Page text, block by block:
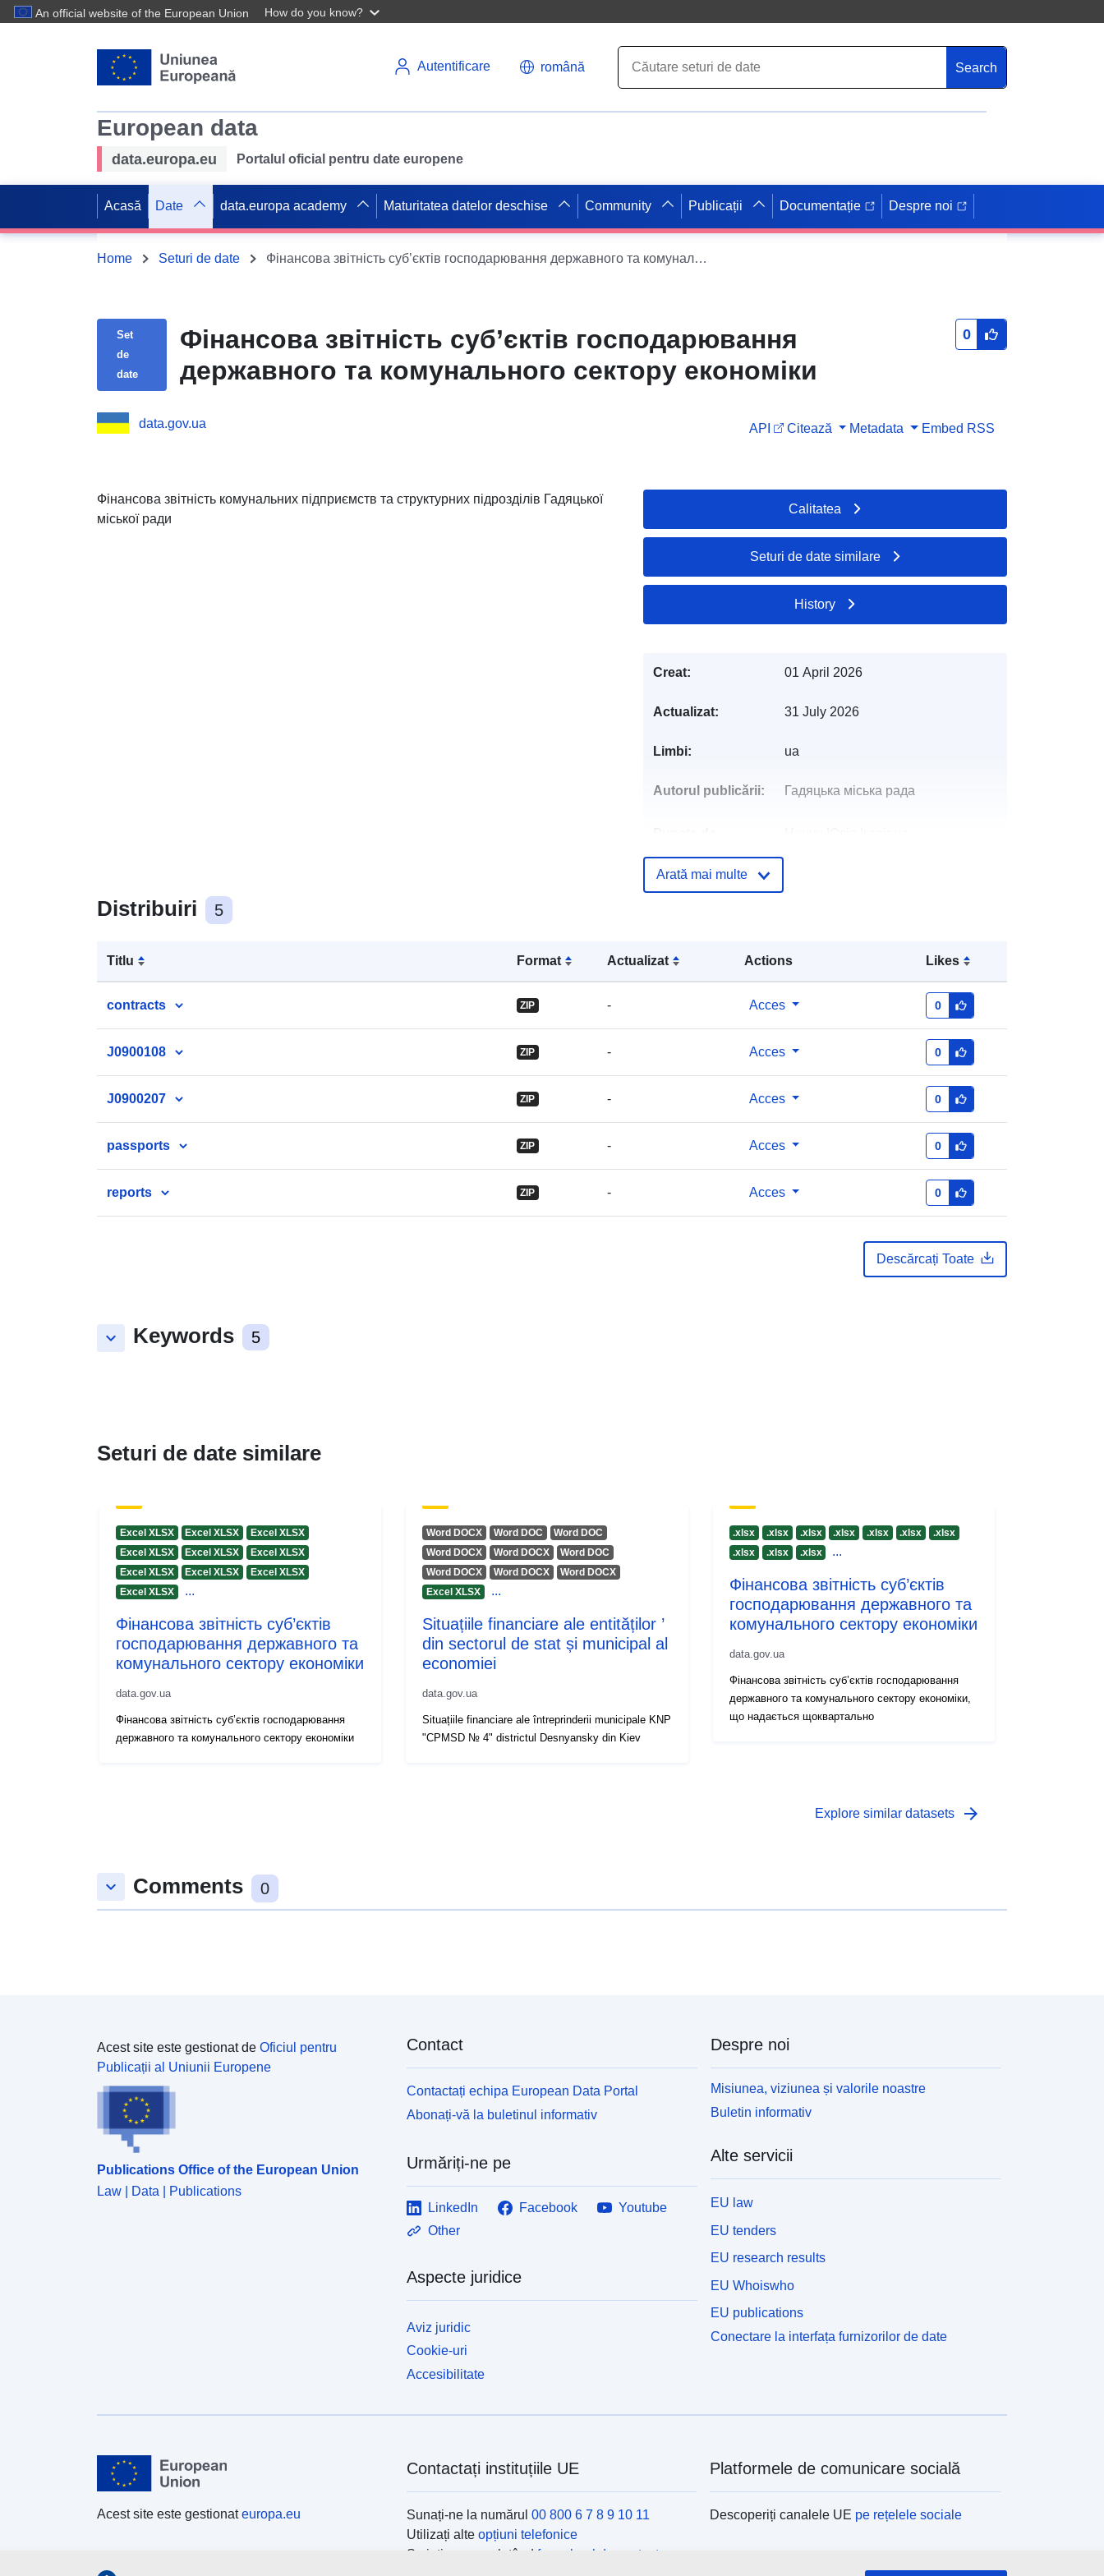
An official website of the European Union How do you know?
Autentificare română Search
European data
data.europa.eu Portalul oficial pentru date europene
Acasă Date data.europa academy Maturitatea datelor deschise Community Publicații Documentație Despre noi
Home Seturi de date Фінансова звітність суб’єктів господарювання державного та комунального сектору економіки
Set
de
date
Фінансова звітність суб’єктів господарювання
державного та комунального сектору економіки
0
data.gov.ua API Citează Metadata Embed RSS
Фінансова звітність комунальних підприємств та структурних підрозділів Гадяцької
міської ради
Distribuiri 5
Titlu Format Actualizat Actions Likes
contracts ZIP - Acces 0
J0900108 ZIP - Acces 0
J0900207 ZIP - Acces 0
passports ZIP - Acces 0
reports ZIP - Acces 0
Descărcați Toate
keyboard_arrow_down Keywords 5
Calitatea
Seturi de date similare
History
Creat: 01 April 2026
Actualizat: 31 July 2026
Limbi: ua
Autorul publicării: Гадяцька міська рада
01 August 2026
3ad7577c-cd52-4daf-a686-
http://data.europa.eu/88u/dataset/3a
d7577c-cd52-4daf-a686-
d70437c9de64
1.0
Arată mai multe
Seturi de date similare
Excel XLSX Excel XLSX
Excel XLSX
Excel XLSX
Excel XLSX
Excel XLSX
Excel XLSX
Excel XLSX
Excel XLSX
Excel XLSX
...
Фінансова звітність суб’єктів
господарювання державного та
комунального сектору економіки
data.gov.ua
Фінансова звітність суб’єктів господарювання
державного та комунального сектору економіки
Word DOCX Word DOC
Word DOC
Word DOCX
Word DOCX
Word DOC
Word DOCX
Word DOCX
Word DOCX
Excel XLSX
...
Situațiile financiare ale entităților ’
din sectorul de stat și municipal al
economiei
data.gov.ua
Situațiile financiare ale întreprinderii municipale KNP
"CPMSD № 4" districtul Desnyansky din Kiev
.xlsx .xlsx .xlsx .xlsx .xlsx .xlsx
.xlsx
.xlsx
.xlsx .xlsx ...
Фінансова звітність суб’єктів
господарювання державного та
комунального сектору економіки
data.gov.ua
Фінансова звітність суб’єктів господарювання
державного та комунального сектору економіки,
що надається щоквартально
Explore similar datasets arrow_forward
keyboard_arrow_down Comments 0
Acest site este gestionat de Oficiul pentru
Publicații al Uniunii Europene
Publications Office of the European Union
Law | Data | Publications
Contact
Contactați echipa European Data Portal
Abonați-vă la buletinul informativ
Urmăriți-ne pe
LinkedIn Facebook
Youtube
Other
Aspecte juridice
Aviz juridic
Cookie-uri
Accesibilitate
Despre noi
Misiunea, viziunea și valorile noastre
Buletin informativ
Alte servicii
EU law
EU tenders
EU research results
EU Whoiswho
EU publications
Conectare la interfața furnizorilor de date
Acest site este gestionateuropa.eu
Contactați instituțiile UE
Sunați-ne la numărul 00 800 6 7 8 9 10 11
Utilizați alte opțiuni telefonice
Scrieți-ne completând formularul de contact
Platformele de comunicare socială
Descoperiți canalele UE pe rețelele sociale